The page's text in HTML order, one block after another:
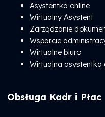
Asystentka online
Wirtualny Asystent
Zarządzanie
Wsparcie
Wirtualne biuro
Wirtualna asystentka
Obsługa Kadr i Płac